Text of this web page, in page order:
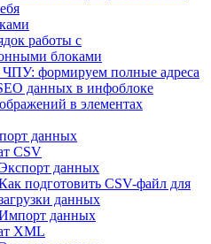
работы с
блоками
формируем полные адреса
данных в инфоблоке
в элементах
данных
CSV
данных
подготовить CSV-файл для
данных
данных
XML